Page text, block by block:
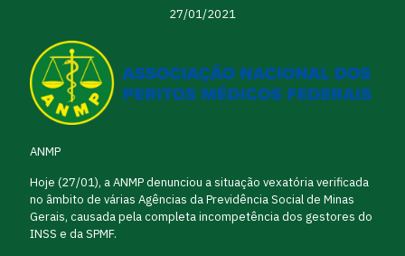
27/01/2021
ANMP
Hoje (27/01), a ANMP denunciou a situação vexatória verificada
no âmbito de várias Agências da Previdência Social de Minas
Gerais, causada pela completa incompetência dos gestores do
INSS e da SPMF.